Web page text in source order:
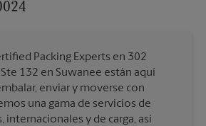
Packing Experts en 302
132 en Suwanee están aquí
enviar y moverse con
una gama de servicios de
internacionales y de carga, así